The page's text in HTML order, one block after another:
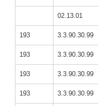
02.13.01
193 3.3.90.30.99
193 3.3.90.30.99
193 3.3.90.30.99
193 3.3.90.30.99